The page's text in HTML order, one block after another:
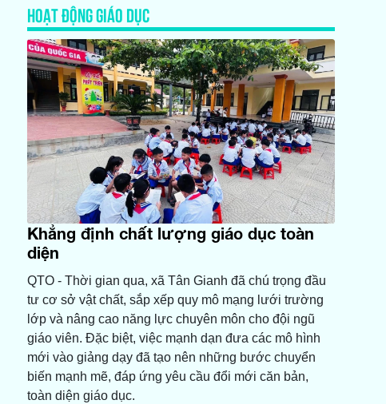
HOẠT ĐỘNG GIÁO DỤC
Khẳng định chất lượng giáo dục toàn
diện
QTO - Thời gian qua, xã Tân Gianh đã chú trọng đầu
tư cơ sở vật chất, sắp xếp quy mô mạng lưới trường
lớp và nâng cao năng lực chuyên môn cho đội ngũ
giáo viên. Đặc biệt, việc mạnh dạn đưa các mô hình
mới vào giảng dạy đã tạo nên những bước chuyển
biến mạnh mẽ, đáp ứng yêu cầu đổi mới căn bản,
toàn diện giáo dục.